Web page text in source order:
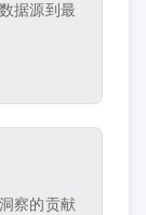
据源到最
察的贡献